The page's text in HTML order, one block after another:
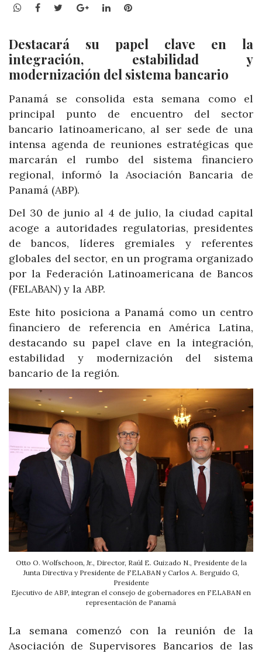
WhatsApp
Facebook
TwitterGoogle+LinkedInPinterest
Destacará su papel clave en la
integración, estabilidad y
modernización del sistema bancario
Panamá se consolida esta semana como el
principal punto de encuentro del sector
bancario latinoamericano, al ser sede de una
intensa agenda de reuniones estratégicas que
marcarán el rumbo del sistema financiero
regional, informó la Asociación Bancaria de
Panamá (ABP).
Del 30 de junio al 4 de julio, la ciudad capital
acoge a autoridades regulatorias, presidentes
de bancos, líderes gremiales y referentes
globales del sector, en un programa organizado
por la Federación Latinoamericana de Bancos
(FELABAN) y la ABP.
Este hito posiciona a Panamá como un centro
financiero de referencia en América Latina,
destacando su papel clave en la integración,
estabilidad y modernización del sistema
bancario de la región.
Otto O. Wolfschoon, Jr., Director, Raúl E. Guizado N., Presidente de la
Junta Directiva y Presidente de FELABAN y Carlos A. Berguido G,
Presidente
Ejecutivo de ABP, integran el consejo de gobernadores en FELABAN en
representación de Panamá
La semana comenzó con la reunión de la
Asociación de Supervisores Bancarios de las